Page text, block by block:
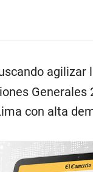
agilizar
con alta